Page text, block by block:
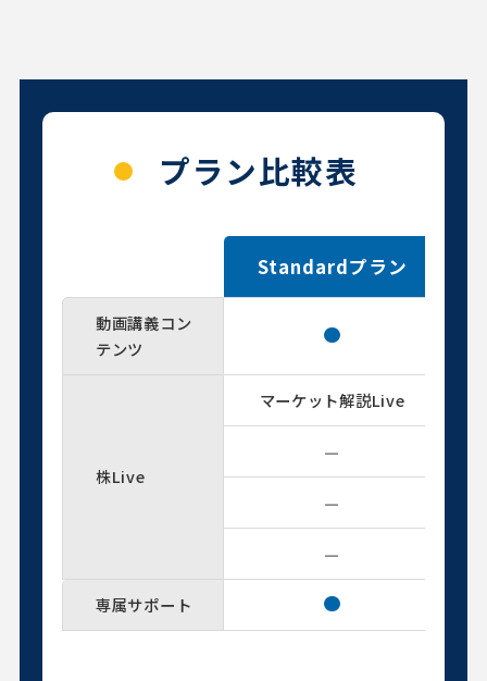
プラン比較表
Standardプラン
動画講義コン
テンツ
株Live
マーケット解説Live
—
—
—
専属サポート